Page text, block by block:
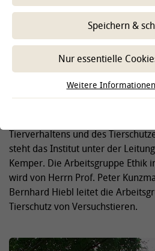
-- Unterbereich wählen --
Am Institut für Tierhygiene,
Nutztierethologie (ITTN) werden
aus dem Bereich der Tier- und
Tierverhaltens und des
steht das Institut unter der
Kemper. Die Arbeitsgruppe Ethik
wird von Herrn Prof. Peter
Bernhard Hiebl leitet die
Tierschutz von Versuchstieren.
Speichern &
Nur essentielle
Weitere